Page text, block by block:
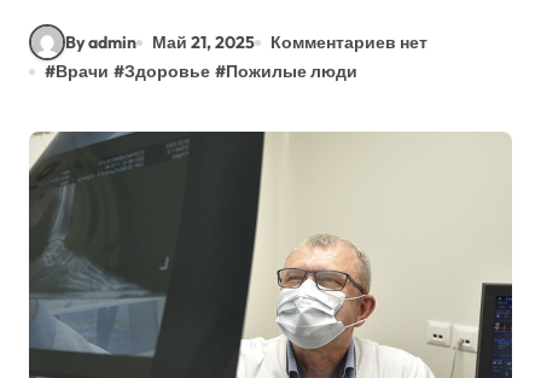
By admin Май 21, 2025
Комментариев нет
#Врачи #Здоровье #Пожилые люди